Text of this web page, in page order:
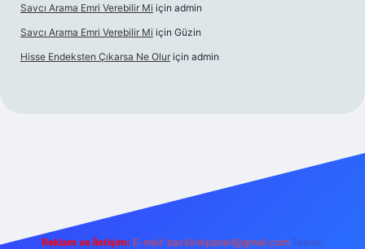
Savcı Arama Emri Verebilir Mi için admin
Savcı Arama Emri Verebilir Mi için Güzin
Hisse Endeksten Çıkarsa Ne Olur için admin
Reklam ve İletişim: E-mail: backlinkpaneli@gmail.com Teams: